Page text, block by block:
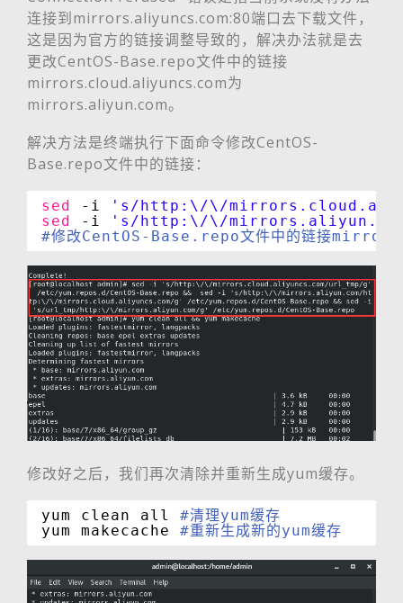
连接到mirrors.aliyuncs.com:80端口去下载文件，
这是因为官方的链接调整导致的，解决办法就是去
更改CentOS-Base.repo文件中的链接
mirrors.cloud.aliyuncs.com为
mirrors.aliyun.com。
解决方法是终端执行下面命令修改CentOS-
Base.repo文件中的链接：
sed -i
's/http:\/\/
sed
-i
's/http:\/\/
#修改CentOS-Base.repo文件中的链接
修改好之后，我们再次清除并重新生成yum缓存。
yum clean all #清理yum缓存
yum makecache #重新生成新的yum缓存